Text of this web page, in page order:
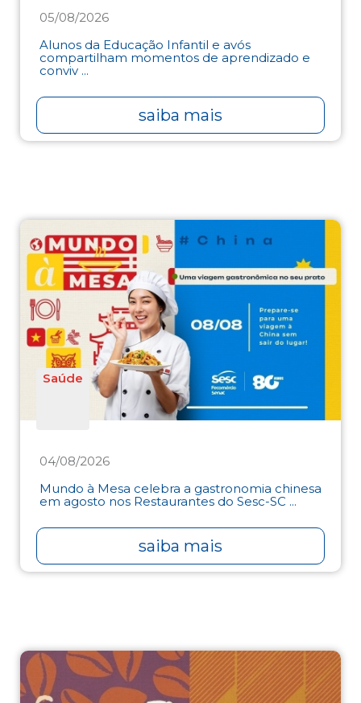
05/08/2026
Alunos da Educação Infantil e avós
compartilham momentos de aprendizado e
conviv ...
saiba mais
Saúde
04/08/2026
Mundo à Mesa celebra a gastronomia chinesa
em agosto nos Restaurantes do Sesc-SC ...
saiba mais